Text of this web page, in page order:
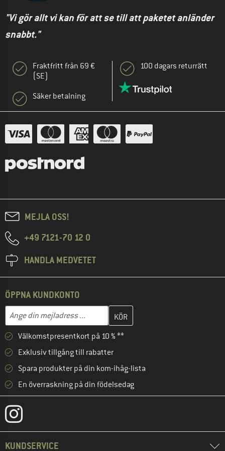
"Vi gör allt vi kan för att se till att paketet anländer
snabbt."
Fraktfritt från 69 €
(SE)
Säker betalning
100 dagars returrätt
MEJLA OSS!
+49 7121-70 12 0
HANDLA MEDVETET
ÖPPNA KUNDKONTO
Mejladress
Skriv in din e-postadress här och skapa ditt kundkonto i nästa
Välkomstpresentkort på 10 % **
Exklusiv tillgång till rabatter
Spara produkter på din kom-ihåg-lista
En överraskning på din födelsedag
KUNDSERVICE